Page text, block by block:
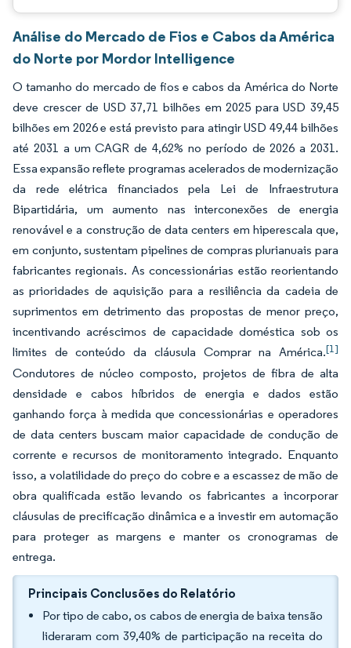
Análise do Mercado de Fios e Cabos da América
do Norte por Mordor Intelligence
O tamanho do mercado de fios e cabos da América do Norte
deve crescer de USD 37,71 bilhões em 2025 para USD 39,45
bilhões em 2026 e está previsto para atingir USD 49,44 bilhões
até 2031 a um CAGR de 4,62% no período de 2026 a 2031.
Essa expansão reflete programas acelerados de modernização
da rede elétrica financiados pela Lei de Infraestrutura
Bipartidária, um aumento nas interconexões de energia
renovável e a construção de data centers em hiperescala que,
em conjunto, sustentam pipelines de compras plurianuais para
fabricantes regionais. As concessionárias estão reorientando
as prioridades de aquisição para a resiliência da cadeia de
suprimentos em detrimento das propostas de menor preço,
incentivando acréscimos de capacidade doméstica sob os
limites de conteúdo da cláusula Comprar na América.[1]
Condutores de núcleo composto, projetos de fibra de alta
densidade e cabos híbridos de energia e dados estão
ganhando força à medida que concessionárias e operadores
de data centers buscam maior capacidade de condução de
corrente e recursos de monitoramento integrado. Enquanto
isso, a volatilidade do preço do cobre e a escassez de mão de
obra qualificada estão levando os fabricantes a incorporar
cláusulas de precificação dinâmica e a investir em automação
para proteger as margens e manter os cronogramas de
entrega.
Principais Conclusões do Relatório
Por tipo de cabo, os cabos de energia de baixa tensão
lideraram com 39,40% de participação na receita do